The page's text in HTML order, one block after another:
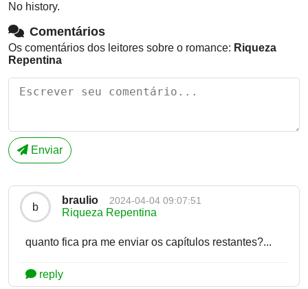
No history.
Comentários
Os comentários dos leitores sobre o romance: Riqueza
Repentina
Enviar
b
braulio 2024-04-04 09:07:51
Riqueza Repentina
quanto fica pra me enviar os capítulos restantes?...
reply